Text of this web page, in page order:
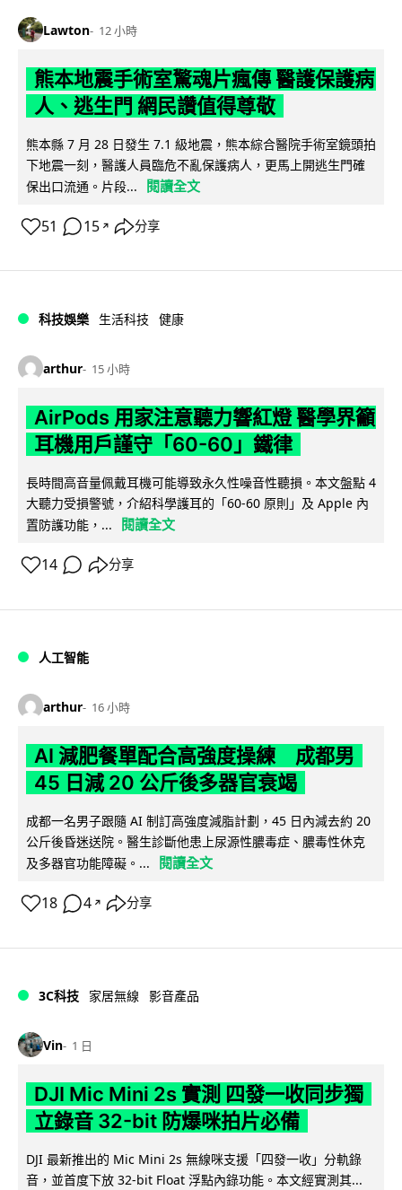
Lawton 12 小時
熊本地震手術室驚魂片瘋傳 醫護保護病
人、逃生門 網民讚值得尊敬
熊本縣 7 月 28 日發生 7.1 級地震，熊本綜合醫院手術室鏡頭拍
下地震一刻，醫護人員臨危不亂保護病人，更馬上開逃生門確
保出口流通。片段...
閱讀全文
51 15 ↗ 分享
科技娛樂 生活科技 健康
arthur 15 小時
AirPods 用家注意聽力響紅燈 醫學界籲
耳機用戶謹守「60-60」鐵律
長時間高音量佩戴耳機可能導致永久性噪音性聽損。本文盤點 4
大聽力受損警號，介紹科學護耳的「60-60 原則」及 Apple 內
置防護功能，...
閱讀全文
14 分享
人工智能
arthur 16 小時
AI 減肥餐單配合高強度操練 成都男
45 日減 20 公斤後多器官衰竭
成都一名男子跟隨 AI 制訂高強度減脂計劃，45 日內減去約 20
公斤後昏迷送院。醫生診斷他患上尿源性膿毒症、膿毒性休克
及多器官功能障礙。...
閱讀全文
18 4 ↗ 分享
3C科技 家居無線 影音產品
Vin 1 日
DJI Mic Mini 2s 實測 四發一收同步獨
立錄音 32-bit 防爆咪拍片必備
DJI 最新推出的 Mic Mini 2s 無線咪支援「四發一收」分軌錄
音，並首度下放 32-bit Float 浮點內錄功能。本文經實測其...